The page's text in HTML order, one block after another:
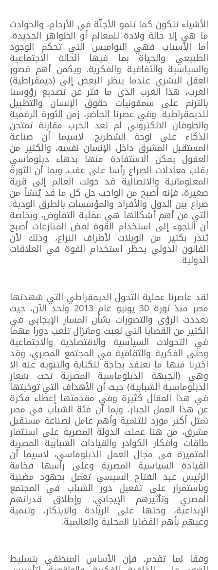
الأشياء تتكون كما تنمو الأجنّة في الأرحام، والحوادث
ما هي إلا حالة ولادة للمعالم أو الظواهر الجديدة،
أما الأسباب فهي النواميس التي تحكم الوجود
الطبيعي والحياة بما فيها الحالة الاجتماعية
والسياسية والثقافية والفكرية. ويكمن أهم قصور
العقل البشري عندما ينظر البعض إلى (ديمقراطية)
الغرب، هذا الغرب الذي ما فتر عن تصديع رؤوسنا
بالترنم على سمفونيات حقوق الإنسان والتطبيل
للديمقراطية. وفي عصرنا الحاضر، زمن الثورة الرقمية
والطوفان الالكتروني لم تعد الحرب مقارنة تمتحن
الذكاء على لوحة الشطرنج. لاسيما أن صناعة
المستقبل المشرق داخل الإنسان نفسه، والكثير من
العقول يمكن الاستفادة منها بدهاء دبلوماسي
يقلب معادلات الصراع رأسا على عقب. وبما أن الثورة
المعلوماتية والاتصالية قد حولت العالم إلى قرية
صغيرة، فإنه أصبح من الواجب حل كل ما قد يُنشأ من
صراع بين الدول والأفراد والمؤسسات بالطرق الودية،
التي من أهم أشكالها هي عملية التفاوض، وبخاصة
أن اللجوء إلى استخدام القوة لفض المنازعات أصبح
يُنذر بكثير من الويلات لأطراف النزاع، وذلك لأن
القانون الدولي يحظر استخدام القوة في العلاقات
الدولية.
لقد عاصرنا عملية التحول الديمقراطي التي شهدتها
مصر منذ ثورة 30 يونيو عام 2013 ولحد الآن، حيث
تعددت الرؤى والتصورات بشأن المسار الإيجابي في
الكثير من القضايا التي لعبت وماتزال تلعب دورا مهما
في التحولات السياسية والاقتصادية والاجتماعية
وحتى الفكرية والثقافية في المجتمع المصري، وقد
اخترنا منها ما نعتقد بحاجة للكتابة والتنويه عنه الا
وهي (الجبهة الدبلوماسية المصرية تحت شعار
الدبلوماسية الشبابية) حيث أن الأهداف التي توخيتها
في هذا المقال كثيرة وفي مقدمتها إعطاء فكرة
عن هذا العمل الجبار، وبما أن فئة الشباب في مصر
تمثل أكبر مورد للتنمية وأهم عامل لصناعة مستقبل
مشرق، من هنا عملت الدولة المصرية على استثمار
طاقات وافكار الكوادر والقيادات الشبابية المصرية
المتميزة فى مجال العمل الدبلوماسي، لاسيما أن
القيادة السياسية المصرية وعلى رأسها فخامة
الرئيس عبد الفتاح السيسي تعمل بجهود مضنية
وباستمرار على تفعيل دور الشباب في المجتمع
المصري وتأثيرهم الإيجابي، وإطلاق قدراتهم
الإبداعية، وحثها على الريادة والابتكار، وتنمية
وعيهم بأهم القضايا المحلية والعالمية.
وفقا لما تقدم، فإن الأساس المنطقي بتسليط